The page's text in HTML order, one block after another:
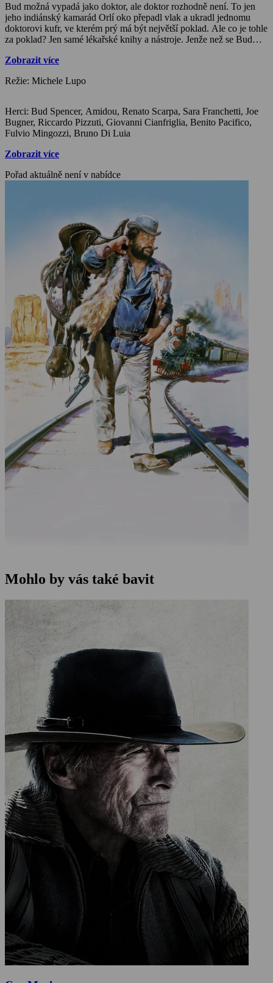
Bud možná vypadá jako doktor, ale doktor rozhodně není. To jen
jeho indiánský kamarád Orlí oko přepadl vlak a ukradl jednomu
doktorovi kufr, ve kterém prý má být největší poklad. Ale co je tohle
za poklad? Jen samé lékařské knihy a nástroje. Jenže než se Bud
si myslí, že Bud je doktor (má přece lékařský kufr) a hned mu zařídí
lupičské bandy, která řádí po celém okolí.
Zobrazit více
Režie: Michele Lupo
Herci: Bud Spencer, Amidou, Renato Scarpa, Sara Franchetti, Joe
Bugner, Riccardo Pizzuti, Giovanni Cianfriglia, Benito Pacifico,
Fulvio Mingozzi, Bruno Di Luia
Zobrazit více
Pořad aktuálně není v nabídce
Mohlo by vás také bavit